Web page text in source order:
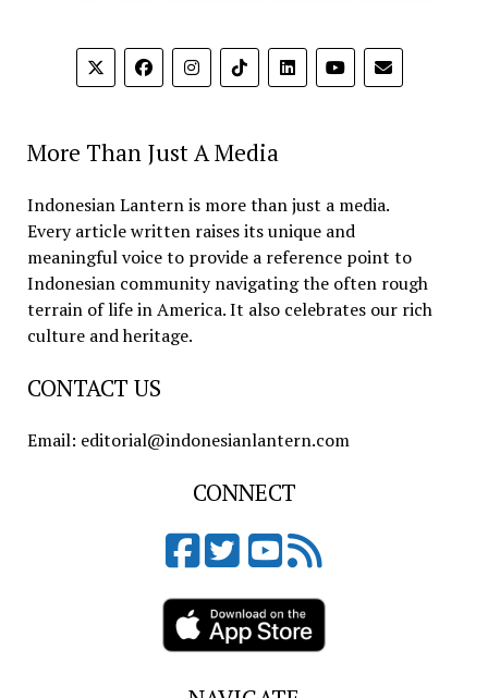
More Than Just A Media
Indonesian Lantern is more than just a media.
Every article written raises its unique and
meaningful voice to provide a reference point to
Indonesian community navigating the often rough
terrain of life in America. It also celebrates our rich
culture and heritage.
CONTACT US
Email: editorial@indonesianlantern.com
CONNECT